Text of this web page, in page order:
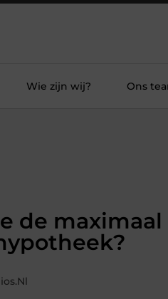
Wie zijn wij? Ons
de maximaal